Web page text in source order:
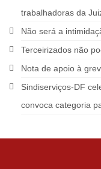
trabalhadoras da
Não será a
Terceirizados não
Nota de apoio à
Sindiserviços-DF
convoca categoria